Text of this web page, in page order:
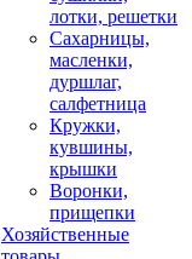
лотки, решетки
Сахарницы,
масленки,
дуршлаг,
салфетница
Кружки,
кувшины,
крышки
Воронки,
прищепки
Хозяйственные